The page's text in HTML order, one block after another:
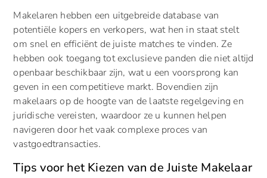
Makelaren hebben een uitgebreide database van
potentiële kopers en verkopers, wat hen in staat stelt
om snel en efficiënt de juiste matches te vinden. Ze
hebben ook toegang tot exclusieve panden die niet altijd
openbaar beschikbaar zijn, wat u een voorsprong kan
geven in een competitieve markt. Bovendien zijn
makelaars op de hoogte van de laatste regelgeving en
juridische vereisten, waardoor ze u kunnen helpen
navigeren door het vaak complexe proces van
vastgoedtransacties.
Tips voor het Kiezen van de Juiste Makelaar